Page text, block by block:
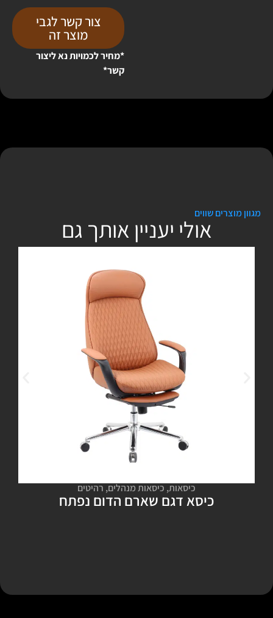
צור קשר לגבי
מוצר זה
*מחיר לכמויות נא ליצור
קשר*
מגוון מוצרים שווים
אולי יעניין אותך גם
כיסאות, כיסאות מנהלים, רהיטים
כיסא דגם שארם הדום נפתח